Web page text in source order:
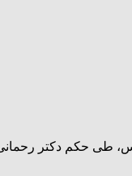
طی حکم دکتر